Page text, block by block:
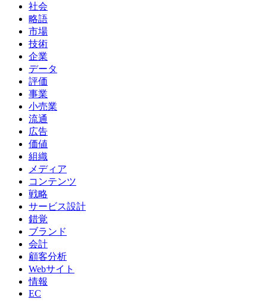
社会
略語
市場
技術
企業
データ
評価
事業
小売業
流通
広告
価値
組織
メディア
コンテンツ
戦略
サービス設計
錯覚
ブランド
会計
顧客分析
Webサイト
情報
EC